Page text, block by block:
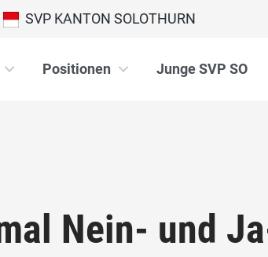
SVP KANTON SOLOTHURN
Positionen Junge SVP SO
Nein- und